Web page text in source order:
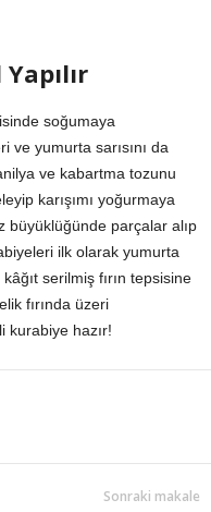
soğumaya
ve yumurta sarısını da
ve kabartma tozunu
karışımı yoğurmaya
büyüklüğünde parçalar alıp
ilk olarak yumurta
serilmiş fırın tepsisine
fırında üzeri
kurabiye hazır!
Sonraki makale